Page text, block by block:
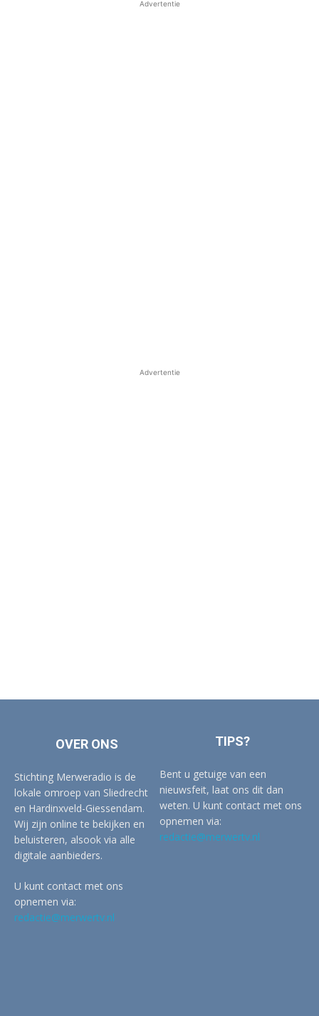
Advertentie
Advertentie
OVER ONS
Stichting Merweradio is de
lokale omroep van Sliedrecht
en Hardinxveld-Giessendam.
Wij zijn online te bekijken en
beluisteren, alsook via alle
digitale aanbieders.
U kunt contact met ons
opnemen via:
redactie@merwertv.nl
TIPS?
Bent u getuige van een
nieuwsfeit, laat ons dit dan
weten. U kunt contact met ons
opnemen via:
redactie@merwertv.nl